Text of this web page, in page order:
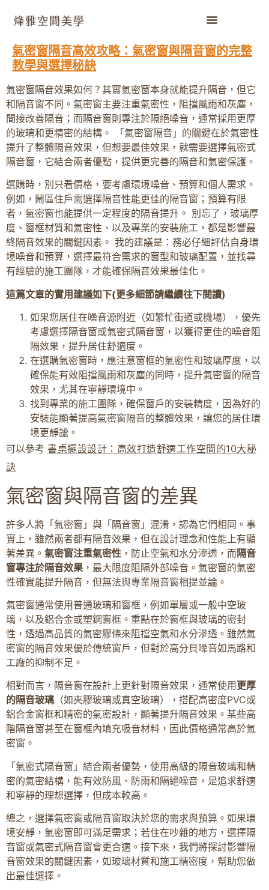
氣密窗隔音高效攻略：氣密窗與隔音窗的完整
教學與選擇秘訣
氣密窗隔音效果如何？其實氣密窗本身就能提升隔音，但它
和隔音窗不同。氣密窗主要注重氣密性，阻擋風雨和灰塵，
間接改善隔音；而隔音窗則專注於隔絕噪音，通常採用更厚
的玻璃和更精密的結構。 「氣密窗隔音」的關鍵在於氣密性
提升了整體隔音效果，但想要最佳效果，就需要選擇氣密式
隔音窗，它結合兩者優點，提供更完善的隔音和氣密保護。
選購時，別只看價格，要考慮環境噪音、預算和個人需求。
例如，鬧區住戶需選擇隔音性能更佳的隔音窗；預算有限
者，氣密窗也能提供一定程度的隔音提升。 別忘了，玻璃厚
度、窗框材質和氣密性、以及專業的安裝施工，都是影響最
終隔音效果的關鍵因素。 我的建議是：務必仔細評估自身環
境噪音和預算，選擇最符合需求的窗型和玻璃配置，並找尋
有經驗的施工團隊，才能確保隔音效果最佳化。
這篇文章的實用建議如下(更多細節請繼續往下閱讀)
如果您居住在噪音源附近（如繁忙街道或機場），優先
考慮選擇隔音窗或氣密式隔音窗，以獲得更佳的噪音阻
隔效果，提升居住舒適度。
在選購氣密窗時，應注意窗框的氣密性和玻璃厚度，以
確保能有效阻擋風雨和灰塵的同時，提升氣密窗的隔音
效果，尤其在寧靜環境中。
找到專業的施工團隊，確保窗戶的安裝精度，因為好的
安裝能顯著提高氣密窗隔音的整體效果，讓您的居住環
境更靜謐。
可以參考 書桌擺設設計：高效打造舒適工作空間的10大秘
訣
氣密窗與隔音窗的差異
許多人將「氣密窗」與「隔音窗」混淆，認為它們相同。事
實上，雖然兩者都有隔音效果，但在設計理念和性能上有顯
著差異。 氣密窗注重氣密性 ，防止空氣和水分滲透，而隔音
窗專注於隔音效果 ，最大限度阻隔外部噪音。氣密窗的氣密
性確實能提升隔音，但無法與專業隔音窗相提並論。
氣密窗通常使用普通玻璃和窗框，例如單層或一般中空玻
璃，以及鋁合金或塑鋼窗框。重點在於窗框與玻璃的密封
性，透過高品質的氣密膠條來阻擋空氣和水分滲透。雖然氣
密窗的隔音效果優於傳統窗戶，但對於高分貝噪音如馬路和
工廠的抑制不足。
相對而言，隔音窗在設計上更針對隔音效果，通常使用 更厚
的隔音玻璃 （如夾膠玻璃或真空玻璃），搭配高密度PVC或
鋁合金窗框和精密的氣密設計，顯著提升隔音效果。某些高
階隔音窗甚至在窗框內填充吸音材料，因此價格通常高於氣
密窗。
「氣密式隔音窗」結合兩者優勢，使用高級的隔音玻璃和精
密的氣密結構，能有效防風、防雨和隔絕噪音，是追求舒適
和寧靜的理想選擇，但成本較高。
總之，選擇氣密窗或隔音窗取決於您的需求與預算。如果環
境安靜，氣密窗即可滿足需求；若住在吵雜的地方，選擇隔
音窗或氣密式隔音窗會更合適。接下來，我們將探討影響隔
音窗效果的關鍵因素，如玻璃材質和施工精密度，幫助您做
出最佳選擇。